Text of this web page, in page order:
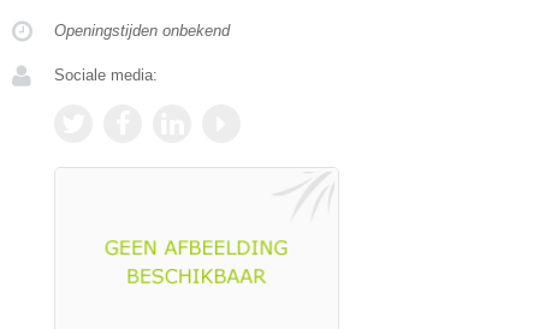
Openingstijden onbekend
Sociale media: